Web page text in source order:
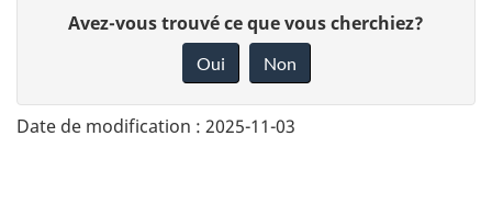
n
Avez-vous trouvé ce que vous cherchiez?
Oui Non
Date de modification : 2025-11-03